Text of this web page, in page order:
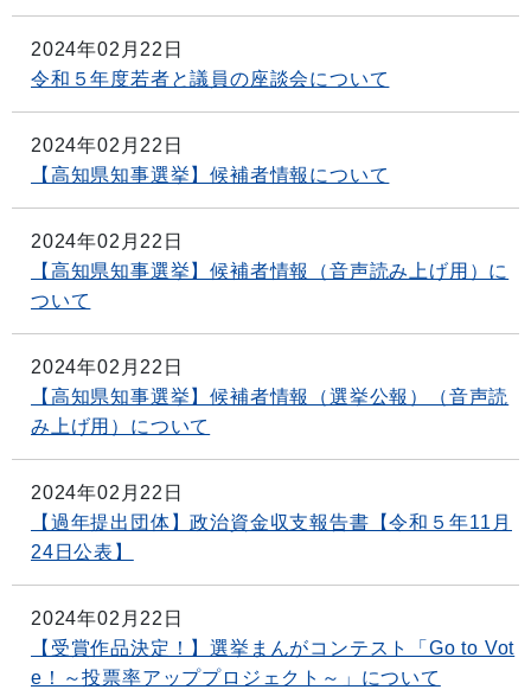
2024年02月22日
令和５年度若者と議員の座談会について
2024年02月22日
【高知県知事選挙】候補者情報について
2024年02月22日
【高知県知事選挙】候補者情報（音声読み上げ用）に
ついて
2024年02月22日
【高知県知事選挙】候補者情報（選挙公報）（音声読
み上げ用）について
2024年02月22日
【過年提出団体】政治資金収支報告書【令和５年11月
24日公表】
2024年02月22日
【受賞作品決定！】選挙まんがコンテスト「Go to Vot
e！～投票率アッププロジェクト～」について